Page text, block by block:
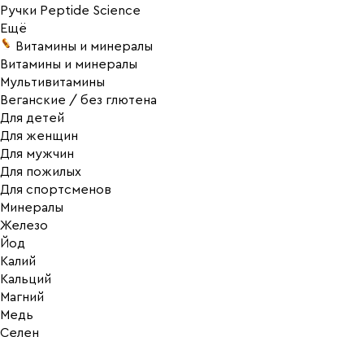
Ручки Peptide Science
Ещё
Витамины и минералы
Витамины и минералы
Мультивитамины
Веганские / без глютена
Для детей
Для женщин
Для мужчин
Для пожилых
Для спортсменов
Минералы
Железо
Йод
Калий
Кальций
Магний
Медь
Селен